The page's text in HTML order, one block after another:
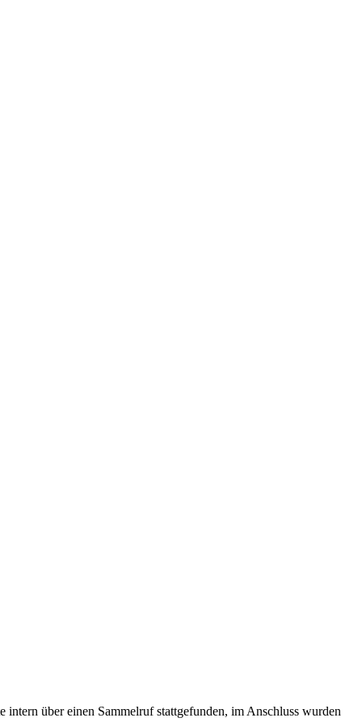
über einen Sammelruf stattgefunden, im Anschluss wurden